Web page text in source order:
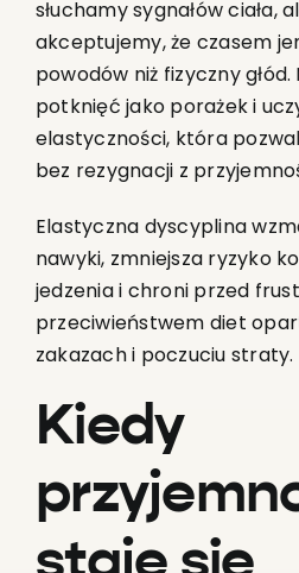
słuchamy sygnałów ciała,
akceptujemy, że czasem
powodów niż fizyczny
potknięć jako porażek i
elastyczności, która
bez rezygnacji z
Elastyczna dyscyplina
nawyki, zmniejsza ryzyko
jedzenia i chroni przed
przeciwieństwem diet
zakazach i poczuciu straty.
Kiedy